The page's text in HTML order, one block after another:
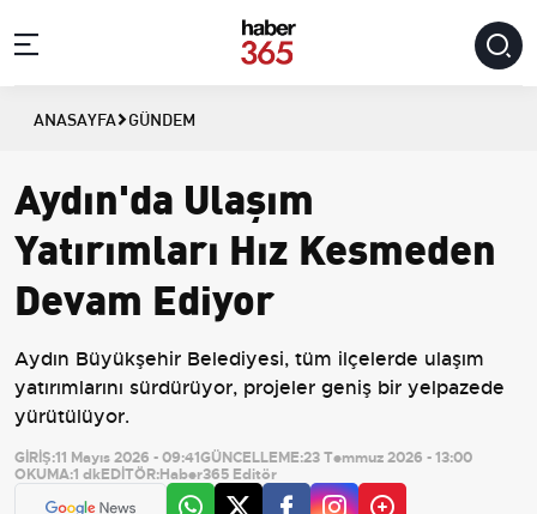
ANASAYFA GÜNDEM
Aydın'da Ulaşım
Yatırımları Hız Kesmeden
Devam Ediyor
Aydın Büyükşehir Belediyesi, tüm ilçelerde ulaşım
yatırımlarını sürdürüyor, projeler geniş bir yelpazede
yürütülüyor.
GİRİŞ:11 Mayıs 2026 - 09:41GÜNCELLEME:23 Temmuz 2026 - 13:00
OKUMA:1 dkEDİTÖR:Haber365 Editör